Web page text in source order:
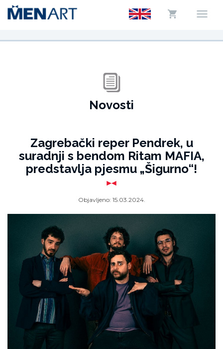
Novosti
Zagrebački reper Pendrek, u
suradnji s bendom Ritam MAFIA,
predstavlja pjesmu „Šigurno“!
Objavljeno: 15.03.2024.